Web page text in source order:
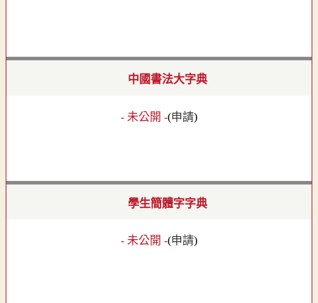
中國書法大字典
- 未公開 -(申請)
學生簡體字字典
- 未公開 -(申請)